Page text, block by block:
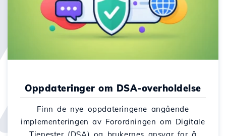
Oppdateringer om DSA-overholdelse
Finn de nye oppdateringene angående
implementeringen av Forordningen om Digitale